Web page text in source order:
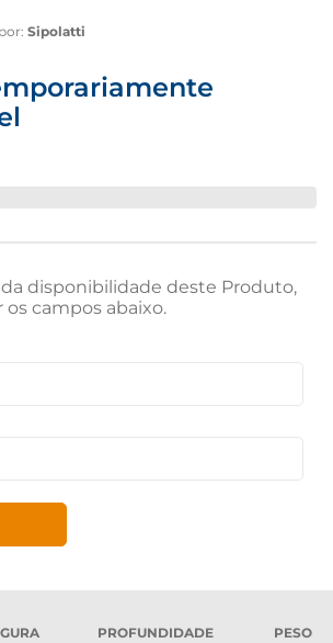
Sipolatti
da disponibilidade deste Produto,
campos abaixo.
PROFUNDIDADE
PESO